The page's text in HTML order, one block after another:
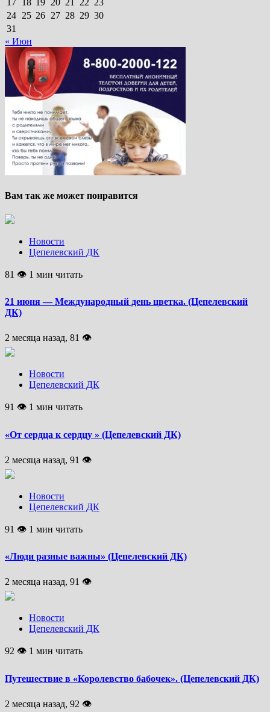
17 18 19 20 21 22 23
24 25 26 27 28 29 30
31
« Июн
Вам так же может понравится
Новости
Цепелевский ДК
81 👁 1 мин читать
21 июня — Международный день цветка. (Цепелевский
ДК)
2 месяца назад, 81 👁
Новости
Цепелевский ДК
91 👁 1 мин читать
«От сердца к сердцу » (Цепелевский ДК)
2 месяца назад, 91 👁
Новости
Цепелевский ДК
91 👁 1 мин читать
«Люди разные важны» (Цепелевский ДК)
2 месяца назад, 91 👁
Новости
Цепелевский ДК
92 👁 1 мин читать
Путешествие в «Королевство бабочек». (Цепелевский ДК)
2 месяца назад, 92 👁